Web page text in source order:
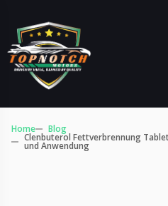
Home Blog
Clenbuterol Fettverbrennung
und Anwendung